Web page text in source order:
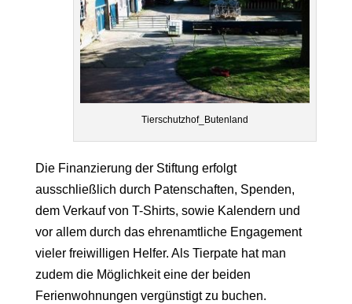
Tierschutzhof_Butenland
Die Finanzierung der Stiftung erfolgt
ausschließlich durch Patenschaften, Spenden,
dem Verkauf von T-Shirts, sowie Kalendern und
vor allem durch das ehrenamtliche Engagement
vieler freiwilligen Helfer. Als Tierpate hat man
zudem die Möglichkeit eine der beiden
Ferienwohnungen vergünstigt zu buchen.